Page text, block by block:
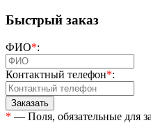
Быстрый заказ
ФИО*:
Контактный телефон*:
* — Поля, обязательные для